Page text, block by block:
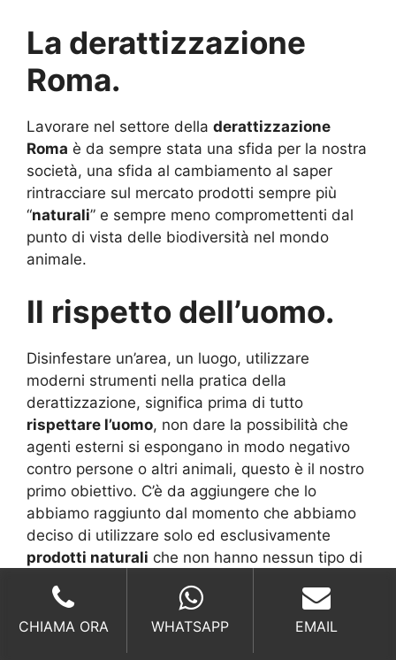
La derattizzazione
Roma.
Lavorare nel settore della derattizzazione
Roma è da sempre stata una sfida per la nostra
società, una sfida al cambiamento al saper
rintracciare sul mercato prodotti sempre più
“naturali” e sempre meno compromettenti dal
punto di vista delle biodiversità nel mondo
animale.
Il rispetto dell’uomo.
Disinfestare un’area, un luogo, utilizzare
moderni strumenti nella pratica della
derattizzazione, significa prima di tutto
rispettare l’uomo, non dare la possibilità che
agenti esterni si espongano in modo negativo
contro persone o altri animali, questo è il nostro
primo obiettivo. C’è da aggiungere che lo
abbiamo raggiunto dal momento che abbiamo
deciso di utilizzare solo ed esclusivamente
prodotti naturali che non hanno nessun tipo di
da compagnia
CHIAMA ORA WHATSAPP EMAIL